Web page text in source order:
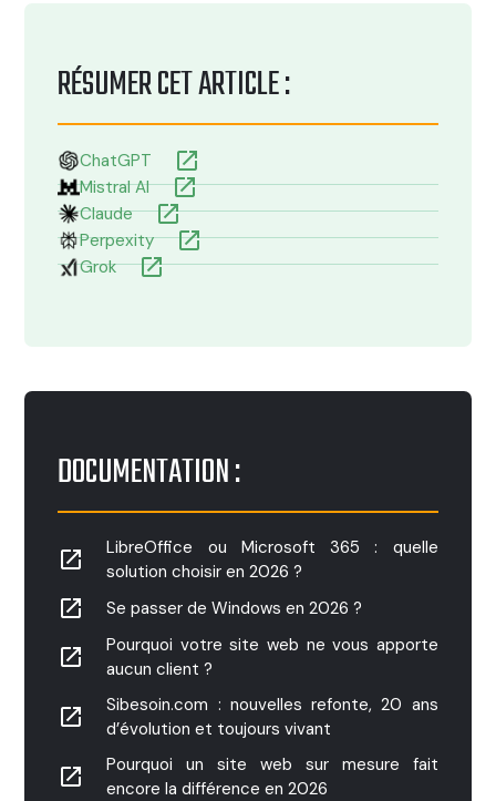
RÉSUMER CET ARTICLE :
ChatGPT launch
Mistral AI launch
Claude launch
Perpexity launch
Grok launch
DOCUMENTATION :
launch
LibreOffice ou Microsoft 365 : quelle
solution choisir en 2026 ?
launch Se passer de Windows en 2026 ?
launch
Pourquoi votre site web ne vous apporte
aucun client ?
launch
Sibesoin.com : nouvelles refonte, 20 ans
d’évolution et toujours vivant
launch
Pourquoi un site web sur mesure fait
encore la différence en 2026